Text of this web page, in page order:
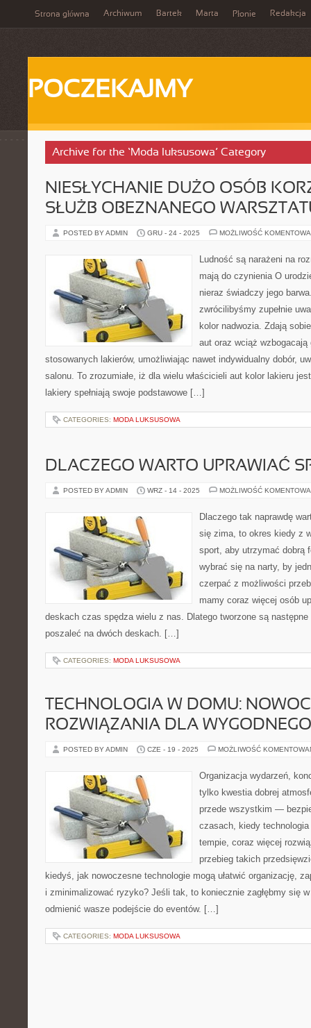
Strona główna Archiwum Bartek Marta Płonie Redakcja
POCZEKAJMY
Archive for the ‘Moda luksusowa’ Category
NIESŁYCHANIE DUŻO OSÓB
SŁUŻB OBEZNANEGO
POSTED BY ADMIN GRU - 24 - 2025 MOŻLIWOŚĆ
Ludność są narażeni na
mają do czynienia O
nieraz świadczy jego
zwrócilibyśmy zupełnie
kolor nadwozia. Zdają
aut oraz wciąż
stosowanych lakierów, umożliwiając nawet indywidualny dobór,
salonu. To zrozumiałe, iż dla wielu właścicieli aut kolor lakieru
lakiery spełniają swoje podstawowe […]
CATEGORIES: MODA LUKSUSOWA
DLACZEGO WARTO UPRAWIAĆ
POSTED BY ADMIN WRZ - 14 - 2025 MOŻLIWOŚĆ
Dlaczego tak naprawdę
się zima, to okres kiedy z
sport, aby utrzymać dobrą
wybrać się na narty, by
czerpać z możliwości
mamy coraz więcej osób
deskach czas spędza wielu z nas. Dlatego tworzone są
poszaleć na dwóch deskach. […]
CATEGORIES: MODA LUKSUSOWA
TECHNOLOGIA W DOMU:
ROZWIĄZANIA DLA
POSTED BY ADMIN CZE - 19 - 2025 MOŻLIWOŚĆ
Organizacja wydarzeń,
tylko kwestia dobrej
przede wszystkim —
czasach, kiedy
tempie, coraz więcej
przebieg takich
kiedyś, jak nowoczesne technologie mogą ułatwić organizację,
i zminimalizować ryzyko? Jeśli tak, to koniecznie zagłębmy się
odmienić wasze podejście do eventów. […]
CATEGORIES: MODA LUKSUSOWA